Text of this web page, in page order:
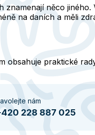
něco
na daních a měli
praktické
nám
228 887 025